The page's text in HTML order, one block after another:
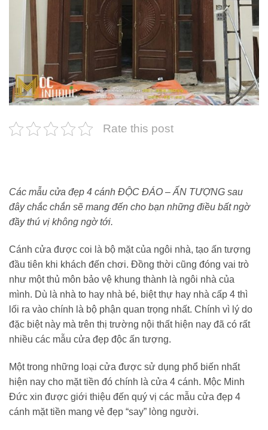
Rate this post
Các mẫu cửa đẹp 4 cánh ĐỘC ĐÁO – ẤN TƯỢNG sau
đây chắc chắn sẽ mang đến cho bạn những điều bất ngờ
đầy thú vị không ngờ tới.
Cánh cửa được coi là bộ mặt của ngôi nhà, tạo ấn tượng
đầu tiên khi khách đến chơi. Đồng thời cũng đóng vai trò
như một thủ môn bảo vệ khung thành là ngôi nhà của
mình. Dù là nhà to hay nhà bé, biệt thự hay nhà cấp 4 thì
lối ra vào chính là bộ phận quan trọng nhất. Chính vì lý do
đặc biệt này mà trên thị trường nội thất hiện nay đã có rất
nhiều các mẫu cửa đẹp độc ấn tượng.
Một trong những loại cửa được sử dụng phổ biến nhất
hiện nay cho mặt tiền đó chính là cửa 4 cánh. Mộc Minh
Đức xin được giới thiệu đến quý vị các mẫu cửa đẹp 4
cánh mặt tiền mang vẻ đẹp “say” lòng người.